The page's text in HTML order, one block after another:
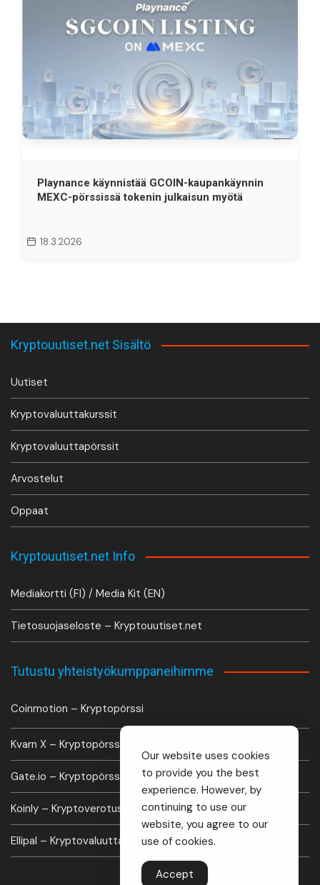
Playnance käynnistää GCOIN-kaupankäynnin
MEXC-pörssissä tokenin julkaisun myötä
18.3.2026
Kryptouutiset.net Sisältö
Uutiset
Kryptovaluuttakurssit
Kryptovaluuttapörssit
Arvostelut
Oppaat
Kryptouutiset.net Info
Mediakortti (FI) / Media Kit (EN)
Tietosuojaseloste – Kryptouutiset.net
Tutustu yhteistyökumppaneihimme
Coinmotion – Kryptopörssi
Kvarn X – Kryptopörssi
Gate.io – Kryptopörssi
Koinly – Kryptoverotus laskuri
Ellipal – Kryptovaluutta lompakko
Our website uses cookies
to provide you the best
experience. However, by
continuing to use our
website, you agree to our
use of cookies.
Accept